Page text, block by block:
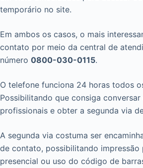
temporário no site.
Em ambos os casos, o mais
contato por meio da central de
número 0800-030-0115.
O telefone funciona 24 horas todos
Possibilitando que consiga
profissionais e obter a segunda via
A segunda via costuma ser
de contato, possibilitando impressão
presencial ou uso do código de